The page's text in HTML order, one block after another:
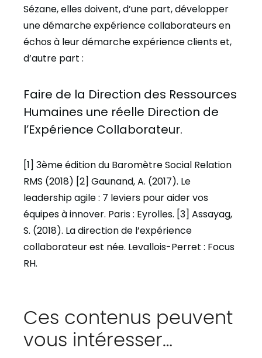
Sézane, elles doivent, d’une part, développer
une démarche expérience collaborateurs en
échos à leur démarche expérience clients et,
d’autre part :
Faire de la Direction des Ressources
Humaines une réelle Direction de
l’Expérience Collaborateur.
[1] 3ème édition du Baromètre Social Relation
RMS (2018) [2] Gaunand, A. (2017). Le
leadership agile : 7 leviers pour aider vos
équipes à innover. Paris : Eyrolles. [3] Assayag,
S. (2018). La direction de l’expérience
collaborateur est née. Levallois-Perret : Focus
RH.
Ces contenus peuvent
vous intéresser…